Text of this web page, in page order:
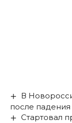
В
после
Стартовал